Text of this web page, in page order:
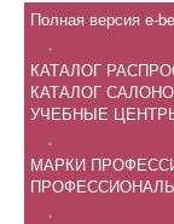
Полная версия e-
.
КАТАЛОГ
КАТАЛОГ
УЧЕБНЫЕ
.
МАРКИ
.